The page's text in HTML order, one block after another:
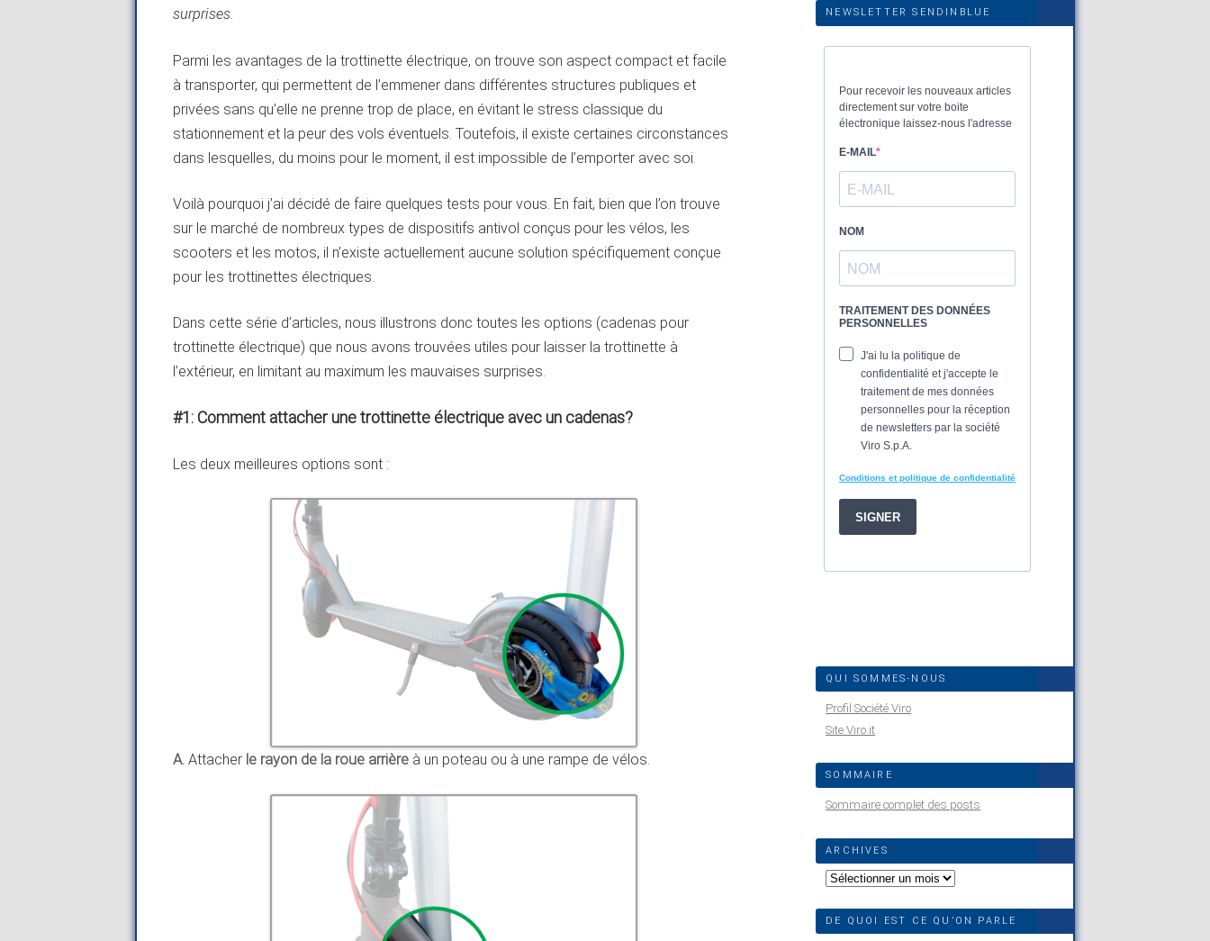
surprises.
Parmi les avantages de la trottinette électrique, on trouve son aspect compact et facile
à transporter, qui permettent de l’emmener dans différentes structures publiques et
privées sans qu’elle ne prenne trop de place, en évitant le stress classique du
stationnement et la peur des vols éventuels. Toutefois, il existe certaines circonstances
dans lesquelles, du moins pour le moment, il est impossible de l’emporter avec soi.
Voilà pourquoi j’ai décidé de faire quelques tests pour vous. En fait, bien que l’on trouve
sur le marché de nombreux types de dispositifs antivol conçus pour les vélos, les
scooters et les motos, il n’existe actuellement aucune solution spécifiquement conçue
pour les trottinettes électriques.
Dans cette série d’articles, nous illustrons donc toutes les options (cadenas pour
trottinette électrique) que nous avons trouvées utiles pour laisser la trottinette à
l’extérieur, en limitant au maximum les mauvaises surprises.
#1: Comment attacher une trottinette électrique avec un cadenas?
Les deux meilleures options sont :
A. Attacher le rayon de la roue arrière à un poteau ou à une rampe de vélos.
NEWSLETTER SENDINBLUE
QUI SOMMES-NOUS
Profil Société Viro
Site Viro.it
SOMMAIRE
Sommaire complet des posts
ARCHIVES
Archives
DE QUOI EST CE QU’ON PARLE